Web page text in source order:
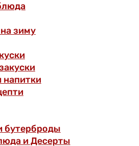
зиму
напитки
бутерброды
и Десерты